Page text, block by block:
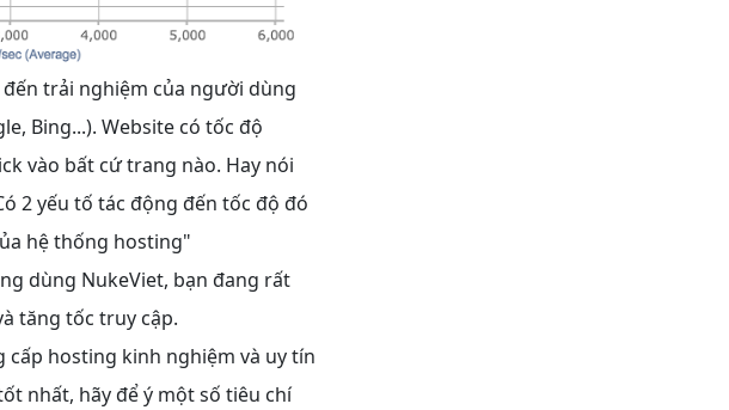
trải nghiệm của người dùng
Bing...). Website có tốc độ
vào bất cứ trang nào. Hay nói
2 yếu tố tác động đến tốc độ đó
hệ thống hosting"
dùng NukeViet, bạn đang rất
tăng tốc truy cập.
cấp hosting kinh nghiệm và uy tín
nhất, hãy để ý một số tiêu chí